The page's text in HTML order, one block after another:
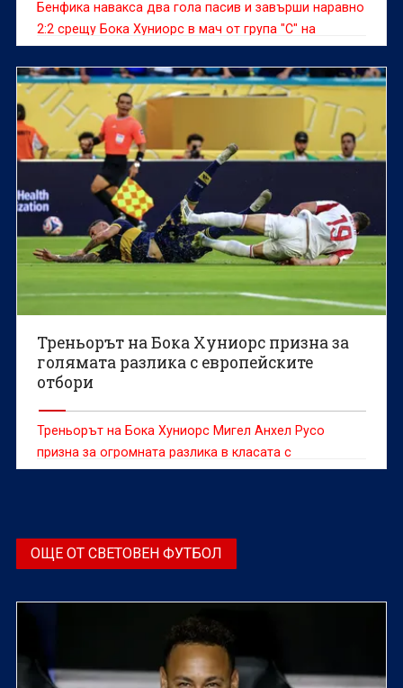
Бенфика навакса два гола пасив и завърши наравно
2:2 срещу Бока Хуниорс в мач от група "С" на
Световното клубно първенство, което се провежда
в САЩ.
Треньорът на Бока Хуниорс призна за
голямата разлика с европейските
отбори
Треньорът на Бока Хуниорс Мигел Анхел Русо
призна за огромната разлика в класата с
европейските отбори след изпуснатата победа от
ОЩЕ ОТ СВЕТОВЕН ФУТБОЛ